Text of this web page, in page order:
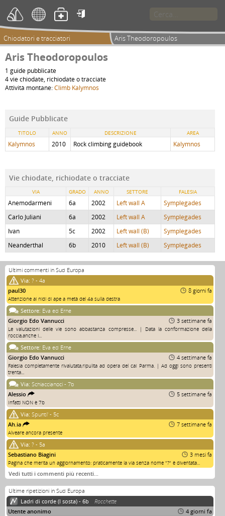

Chiodatori e tracciatori Aris Theodoropoulos
Aris Theodoropoulos
1 guide pubblicate
4 vie chiodate, richiodate o tracciate
Attività montane:Climb Kalymnos
Guide Pubblicate
TITOLO ANNO DESCRIZIONE AREA
Kalymnos 2010 Rock climbing guidebook Kalymnos
Vie chiodate, richiodate o tracciate
VIA GRADO ANNO SETTORE FALESIA
Anemodarmeni 6a 2002 Left wall A
Symplegades
Carlo Juliani
6a 2002 Left wall A
Symplegades
Ivan
5c 2002 Left wall (B)
Symplegades
Neanderthal
6b 2010 Left wall (B) Symplegades
Ultimi commenti in Sud Europa
Via: ? - 4a
paul30
8 giorni fa
Attenzione ai nidi di ape a metà del 4a sulla destra
Settore: Eva ed Erne
Giorgio Edo Vannucci
3 settimane fa
Le valutazioni delle vie sono abbastanza compresse... | Data la conformazione della
roccia,anche i...
Settore: Eva ed Erne
Giorgio Edo Vannucci
4 settimane fa
Falesia completamente rivalutata,ripulita ad opera del cai Parma. | Ad oggi sono presenti
trenta...
Via: Schiaccianoci - 7b
Alessio
5 settimane fa
Infatti NON è 7b
Via: Spunti' - 5c
Ah.ia
7 settimane fa
Alveare ancora presente
Via: ? - 5a
Sebastiano Biagini
3 mesi fa
Pagina che merita un aggiornamento: praticamente la via senza nome "?" è diventata...
Vedi tutti i commenti più recenti…
Ultime ripetizioni in Sud Europa
Ladri di corde (I sosta) - 6b
Rocchette
Utente anonimo
4 giorni fa